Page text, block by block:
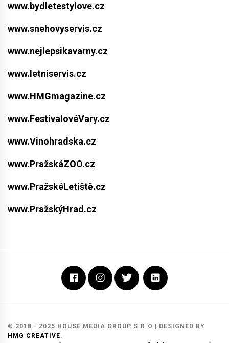
www.bydletestylove.cz
www.snehovyservis.cz
www.nejlepsikavarny.cz
www.letniservis.cz
www.HMGmagazine.cz
www.FestivalovéVary.cz
www.Vinohradska.cz
www.PražskáZOO.cz
www.PražskéLetiště.cz
www.PražskýHrad.cz
Facebook
HMG
Instagram
Twitter
Internet
LinkedIn
© 2018 - 2025 HOUSE MEDIA GROUP S.R.O
DESIGNED BY
HMG CREATIVE.